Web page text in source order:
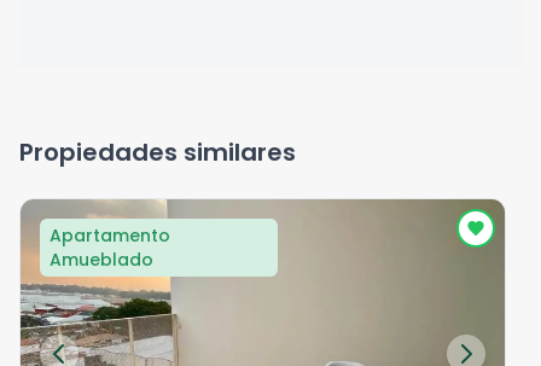
Propiedades similares
Apartamento
Amueblado